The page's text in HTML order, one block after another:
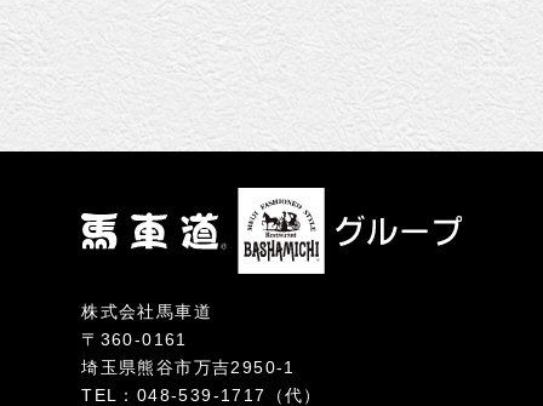
株式会社馬車道
〒360-0161
埼玉県熊谷市万吉2950-1
TEL：048-539-1717（代）